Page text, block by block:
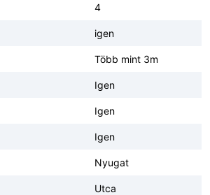
4
igen
Több mint 3m
Igen
Igen
Igen
Nyugat
Utca